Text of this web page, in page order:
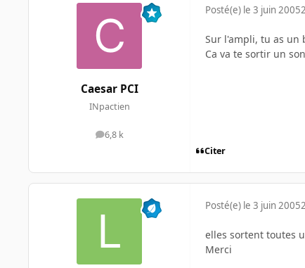
Caesar PCI
INpactien
6,8 k
messages
Posté(e) le 3 juin 2005
Sur l'ampli, tu as un
Ca va te sortir un
Citer
Posté(e) le 3 juin 2005
elles sortent toutes
Merci